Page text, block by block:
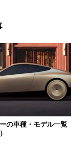
の車種・モデル一覧